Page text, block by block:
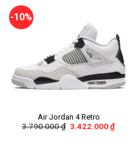
-10%
Air Jordan 4 Retro
3.790.000₫ 3.422.000₫